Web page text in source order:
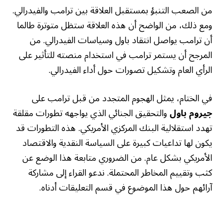
من الصعب التنبؤ بمستقبل العلاقة بين ترامب والفيدرالي.
ومع ذلك، من الواضح أن هذه العلاقة ستظل متوترة طالما
أن ترامب يواصل انتقاد باول وسياسات الفيدرالي. من
المرجح أن يستمر ترامب في استخدام منصته للتأثير على
الرأي العام وتشكيل تصورات حول أداء الفيدرالي.
في الختام، يمثل الهجوم المتجدد من قبل ترامب على
جيروم باولوالتحقيق الجنائي الذي يواجهه تطورات مقلقة
تهدد استقلالية البنك المركزي الأمريكي. هذه التطورات قد
يكون لها تداعيات كبيرة على السياسة النقدية والاقتصاد
الأمريكي بشكل عام. من الضروري متابعة هذا الوضع عن
كثب وتقييم المخاطر المحتملة. ندعو القراء إلى مشاركة
آرائهم حول هذا الموضوع في قسم التعليقات أدناه.